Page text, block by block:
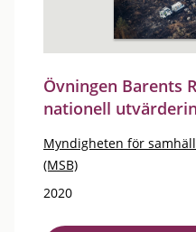
Övningen Barents
nationell
Myndigheten för
(MSB)
2020